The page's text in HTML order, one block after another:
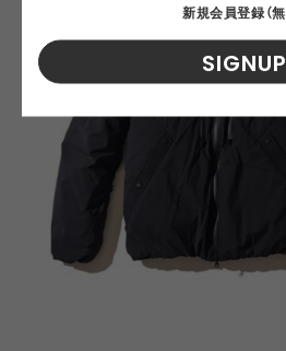
新規会員登録（無
SIGNUP